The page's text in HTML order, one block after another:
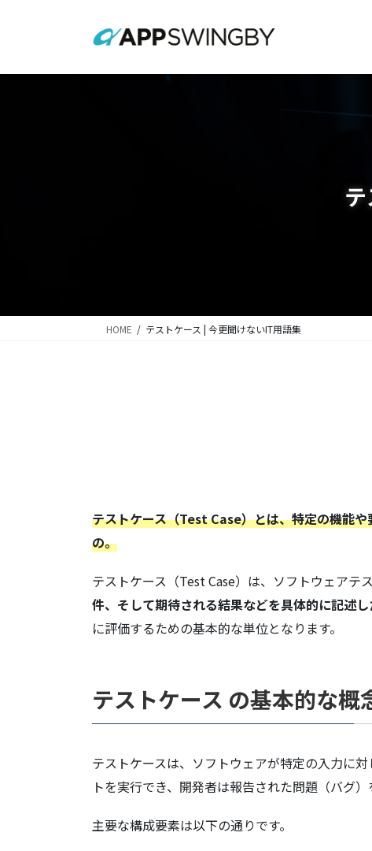
HOME テストケース | 今更聞けないIT用語集
テストケース（Test Case）とは、特定の機能
の。
テストケース（Test Case）は、ソフトウェアテ
件、そして期待される結果などを具体的に記述
に評価するための基本的な単位となります。
テストケース の基本的な概
テストケースは、ソフトウェアが特定の入力に
トを実行でき、開発者は報告された問題（バグ）
主要な構成要素は以下の通りです。